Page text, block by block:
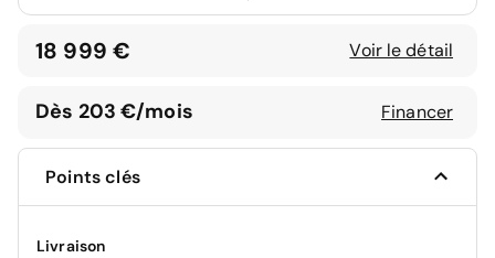
18 999 € Voir le détail
Dès 203 €/mois Financer
Points clés
Livraison